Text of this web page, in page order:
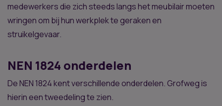
medewerkers die zich steeds langs het meubilair moeten
wringen om bij hun werkplek te geraken en
struikelgevaar.
NEN 1824 onderdelen
De NEN 1824 kent verschillende onderdelen. Grofweg is
hierin een tweedeling te zien.